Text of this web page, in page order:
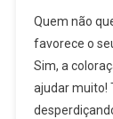
Quem não
favorece o
Sim, a
ajudar muito!